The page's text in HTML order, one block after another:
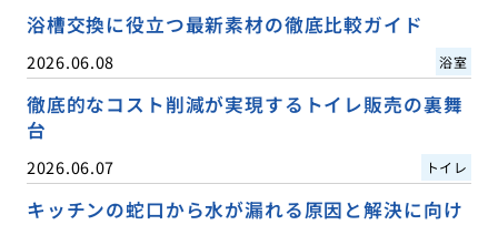
浴槽交換に役立つ最新素材の徹底比較ガイド
2026.06.08 浴室
徹底的なコスト削減が実現するトイレ販売の裏舞
台
2026.06.07 トイレ
キッチンの蛇口から水が漏れる原因と解決に向け